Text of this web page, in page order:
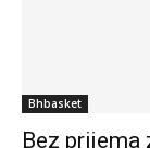
Bhbasket
Bez prijema